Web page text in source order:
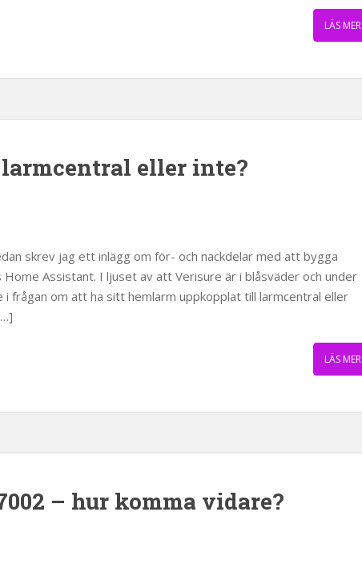
LÄS MER
eller inte?
skrev jag ett inlägg om för- och nackdelar med att bygga
Assistant. I ljuset av att Verisure är i blåsväder och under
i frågan om att ha sitt hemlarm uppkopplat till larmcentral eller
LÄS MER
– hur komma vidare?